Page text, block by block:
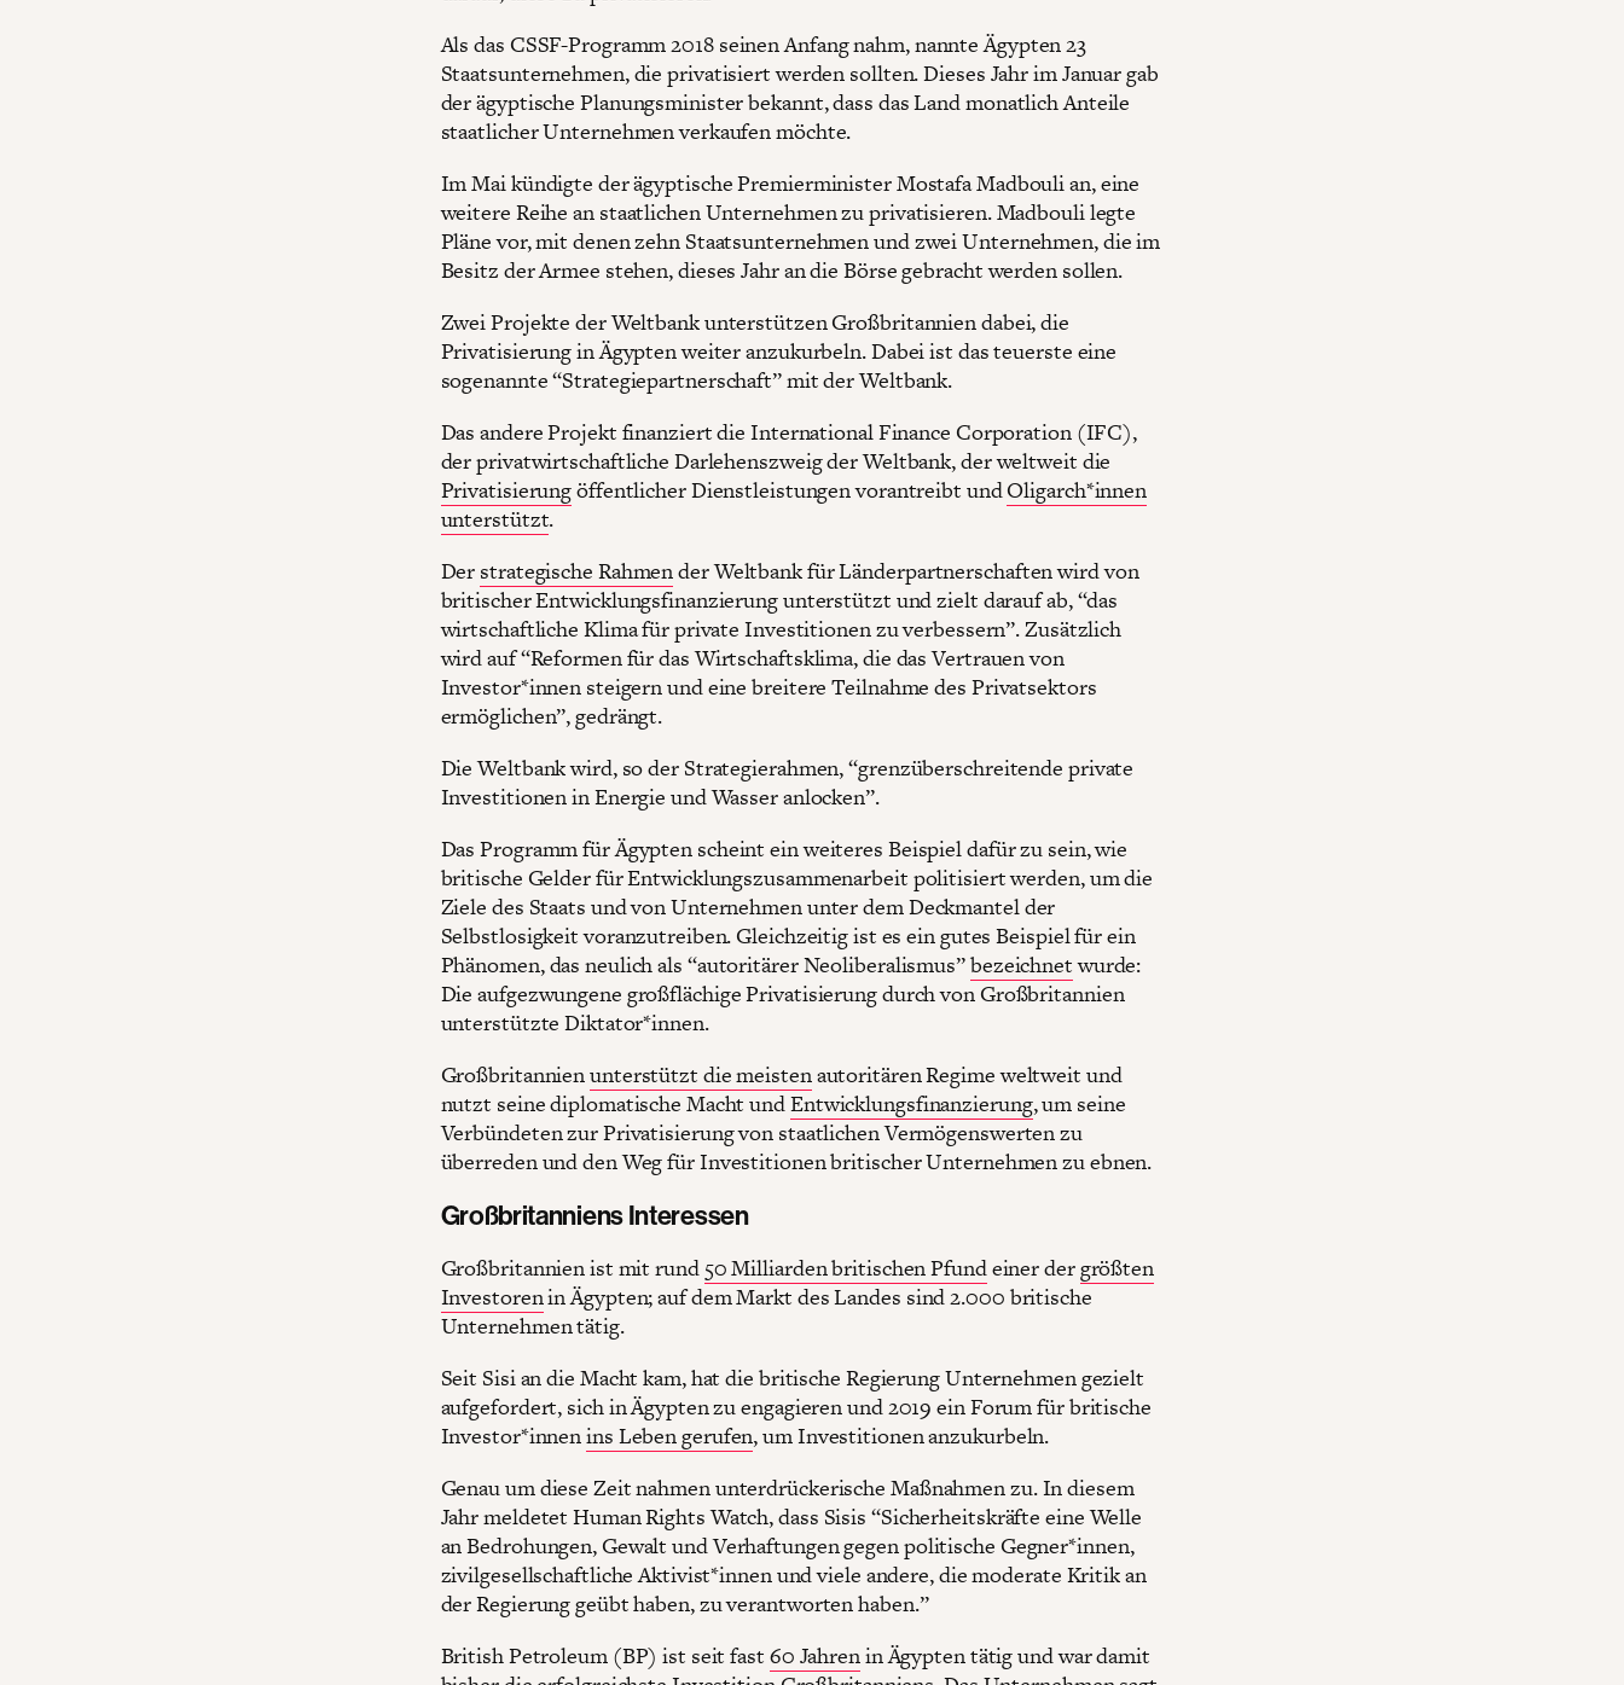
Als das CSSF-Programm 2018 seinen Anfang nahm, nannte Ägypten 23
Staatsunternehmen, die privatisiert werden sollten. Dieses Jahr im Januar gab
der ägyptische Planungsminister bekannt, dass das Land monatlich Anteile
staatlicher Unternehmen verkaufen möchte.
Im Mai kündigte der ägyptische Premierminister Mostafa Madbouli an, eine
weitere Reihe an staatlichen Unternehmen zu privatisieren. Madbouli legte
Pläne vor, mit denen zehn Staatsunternehmen und zwei Unternehmen, die im
Besitz der Armee stehen, dieses Jahr an die Börse gebracht werden sollen.
Zwei Projekte der Weltbank unterstützen Großbritannien dabei, die
Privatisierung in Ägypten weiter anzukurbeln. Dabei ist das teuerste eine
sogenannte “Strategiepartnerschaft” mit der Weltbank.
Das andere Projekt finanziert die International Finance Corporation (IFC),
der privatwirtschaftliche Darlehenszweig der Weltbank, der weltweit die
Privatisierungöffentlicher Dienstleistungen vorantreibt undOligarch*innen
unterstützt.
Der strategische Rahmender Weltbank für Länderpartnerschaften wird von
britischer Entwicklungsfinanzierung unterstützt und zielt darauf ab, “das
wirtschaftliche Klima für private Investitionen zu verbessern”. Zusätzlich
wird auf “Reformen für das Wirtschaftsklima, die das Vertrauen von
Investor*innen steigern und eine breitere Teilnahme des Privatsektors
ermöglichen”, gedrängt.
Die Weltbank wird, so der Strategierahmen, “grenzüberschreitende private
Investitionen in Energie und Wasser anlocken”.
Das Programm für Ägypten scheint ein weiteres Beispiel dafür zu sein, wie
britische Gelder für Entwicklungszusammenarbeit politisiert werden, um die
Ziele des Staats und von Unternehmen unter dem Deckmantel der
Selbstlosigkeit voranzutreiben. Gleichzeitig ist es ein gutes Beispiel für ein
Phänomen, das neulich als “autoritärer Neoliberalismus”bezeichnetwurde:
Die aufgezwungene großflächige Privatisierung durch von Großbritannien
unterstützte Diktator*innen.
Großbritannienunterstützt die meistenautoritären Regime weltweit und
nutzt seine diplomatische Macht undEntwicklungsfinanzierung, um seine
Verbündeten zur Privatisierung von staatlichen Vermögenswerten zu
überreden und den Weg für Investitionen britischer Unternehmen zu ebnen.
Großbritanniens Interessen
Großbritannien ist mit rund 50 Milliarden britischen Pfundeiner dergrößten
Investorenin Ägypten; auf dem Markt des Landes sind 2.000 britische
Unternehmen tätig.
Seit Sisi an die Macht kam, hat die britische Regierung Unternehmen gezielt
aufgefordert, sich in Ägypten zu engagieren und 2019 ein Forum für britische
Investor*innenins Leben gerufen, um Investitionen anzukurbeln.
Genau um diese Zeit nahmen unterdrückerische Maßnahmen zu. In diesem
Jahr meldetet Human Rights Watch, dass Sisis “Sicherheitskräfte eine Welle
an Bedrohungen, Gewalt und Verhaftungen gegen politische Gegner*innen,
zivilgesellschaftliche Aktivist*innen und viele andere, die moderate Kritik an
der Regierung geübt haben, zu verantworten haben.”
British Petroleum (BP) ist seit fast 60 Jahrenin Ägypten tätig und war damit